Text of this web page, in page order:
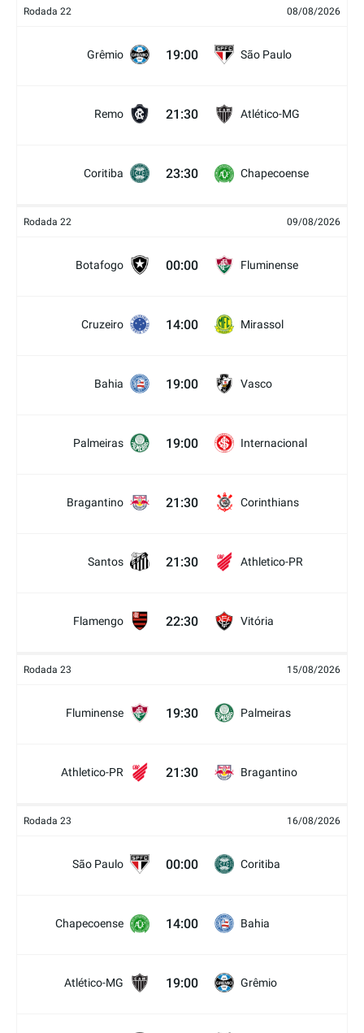
Rodada 22 08/08/2026
Grêmio 19:00 São Paulo
Remo 21:30 Atlético-MG
Coritiba 23:30 Chapecoense
Rodada 22 09/08/2026
Botafogo 00:00 Fluminense
Cruzeiro 14:00 Mirassol
Bahia 19:00 Vasco
Palmeiras 19:00 Internacional
Bragantino 21:30 Corinthians
Santos 21:30 Athletico-PR
Flamengo 22:30 Vitória
Rodada 23 15/08/2026
Fluminense 19:30 Palmeiras
Athletico-PR 21:30 Bragantino
Rodada 23 16/08/2026
São Paulo 00:00 Coritiba
Chapecoense 14:00 Bahia
Atlético-MG 19:00 Grêmio